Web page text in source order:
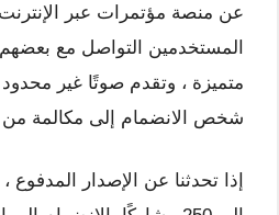
عن منصة مؤتمرات عبر الإنترنت
المستخدمين التواصل مع
متميزة ، وتقدم صوتًا غير
شخص الانضمام إلى مكالمة من
إذا تحدثنا عن الإصدار